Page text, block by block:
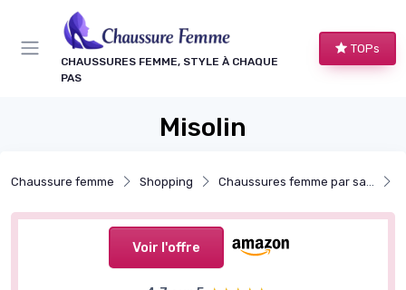
CHAUSSURES FEMME, STYLE À CHAQUE
PAS
TOPs
Misolin
Chaussure femme Shopping Chaussures femme par saison
Voir l'offre
Panneau de gestion des cookies